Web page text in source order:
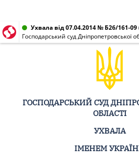
Ухвала від 07.04.2014 № Б26/161-09
Господарський суд Дніпропетровської
ГОСПОДАРСЬКИЙ СУД
ОБЛАСТІ
УХВАЛА
ІМЕНЕМ